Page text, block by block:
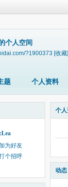
个人空间
?1900373 [收藏]
题 个人资料
为好友
个招呼
个
动态